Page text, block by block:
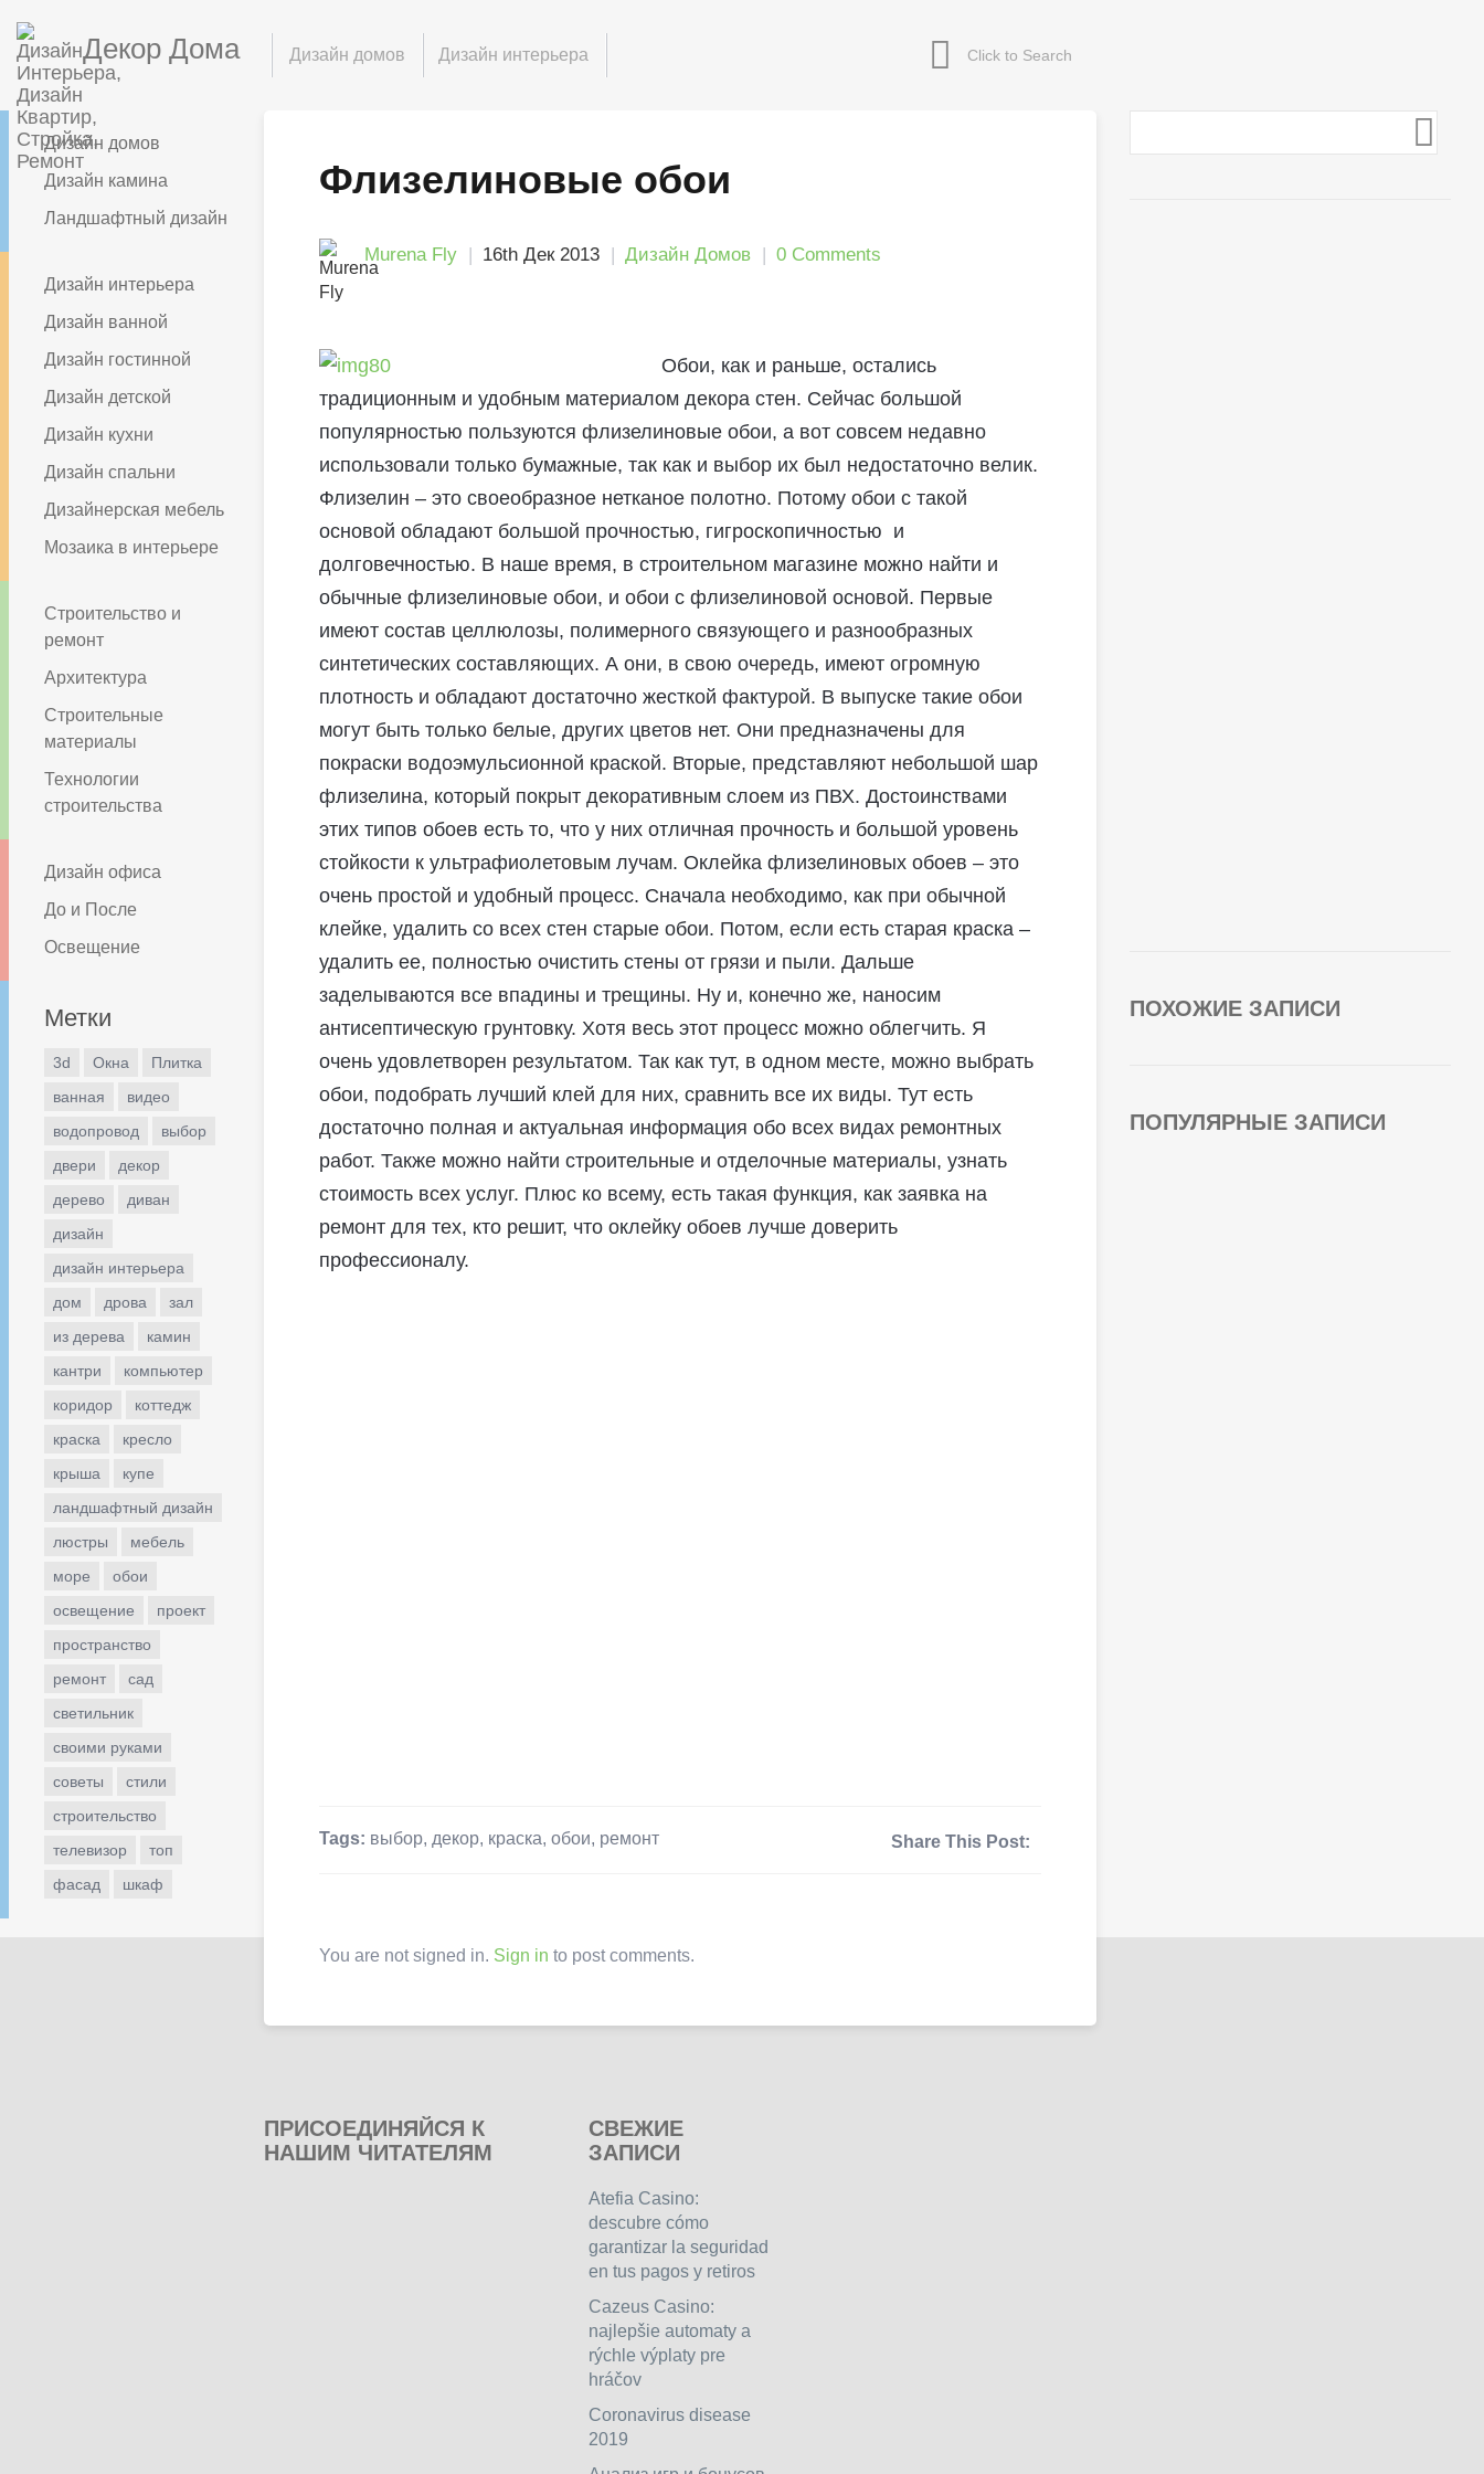
Декор Дома Дизайн домов Дизайн интерьера
Дизайн домов
Дизайн камина
Ландшафтный дизайн
Дизайн интерьера
Дизайн ванной
Дизайн гостинной
Дизайн детской
Дизайн кухни
Дизайн спальни
Дизайнерская мебель
Мозаика в интерьере
Строительство и
ремонт
Архитектура
Строительные
материалы
Технологии
строительства
Дизайн офиса
До и После
Освещение
Метки
3d Окна
Плитка
ванная
видео
водопровод
выбор
двери
декор
дерево
диван
дизайн
дизайн интерьера
дом
дрова
зал
из дерева
камин
кантри
компьютер
коридор
коттедж
краска
кресло
крыша
купе
ландшафтный дизайн
люстры
мебель
море
обои
освещение
проект
пространство
ремонт
сад
светильник
своими руками
советы
стили
строительство
телевизор
топ
фасад
шкаф
Флизелиновые обои
Murena Fly 16th Дек 2013 Дизайн Домов 0 Comments
Обои, как и раньше, остались
традиционным и удобным материалом декора стен. Сейчас большой
популярностью пользуются флизелиновые обои, а вот совсем недавно
использовали только бумажные, так как и выбор их был недостаточно велик.
Флизелин – это своеобразное нетканое полотно. Потому обои с такой
основой обладают большой прочностью, гигроскопичностью и
долговечностью. В наше время, в строительном магазине можно найти и
обычные флизелиновые обои, и обои с флизелиновой основой. Первые
имеют состав целлюлозы, полимерного связующего и разнообразных
синтетических составляющих. А они, в свою очередь, имеют огромную
плотность и обладают достаточно жесткой фактурой. В выпуске такие обои
могут быть только белые, других цветов нет. Они предназначены для
покраски водоэмульсионной краской. Вторые, представляют небольшой шар
флизелина, который покрыт декоративным слоем из ПВХ. Достоинствами
этих типов обоев есть то, что у них отличная прочность и большой уровень
стойкости к ультрафиолетовым лучам. Оклейка флизелиновых обоев – это
очень простой и удобный процесс. Сначала необходимо, как при обычной
клейке, удалить со всех стен старые обои. Потом, если есть старая краска –
удалить ее, полностью очистить стены от грязи и пыли. Дальше
заделываются все впадины и трещины. Ну и, конечно же, наносим
антисептическую грунтовку. Хотя весь этот процесс можно облегчить. Я
очень удовлетворен результатом. Так как тут, в одном месте, можно выбрать
обои, подобрать лучший клей для них, сравнить все их виды. Тут есть
достаточно полная и актуальная информация обо всех видах ремонтных
работ. Также можно найти строительные и отделочные материалы, узнать
стоимость всех услуг. Плюс ко всему, есть такая функция, как заявка на
ремонт для тех, кто решит, что оклейку обоев лучше доверить
профессионалу.
Tags: выбор, декор, краска, обои, ремонт Share This Post:
You are not signed in. Sign in to post comments.
ПОХОЖИЕ ЗАПИСИ
ПОПУЛЯРНЫЕ ЗАПИСИ
ПРИСОЕДИНЯЙСЯ К
НАШИМ ЧИТАТЕЛЯМ
СВЕЖИЕ
ЗАПИСИ
Atefia Casino:
descubre cómo
garantizar la seguridad
en tus pagos y retiros
Cazeus Casino:
najlepšie automaty a
rýchle výplaty pre
hráčov
Coronavirus disease
2019